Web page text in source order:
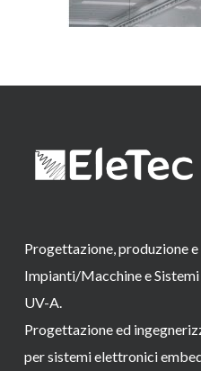
Progettazione, produzione
Impianti/Macchine e
UV-A.
Progettazione ed
per sistemi elettronici